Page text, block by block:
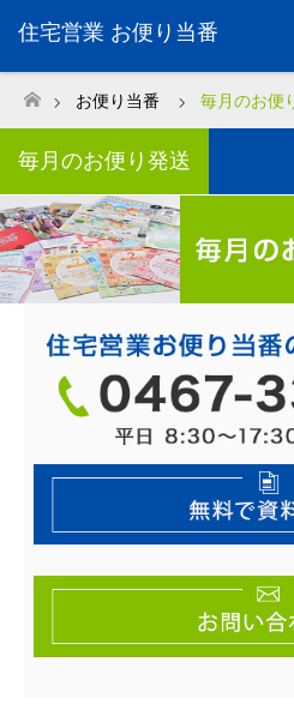
住宅営業 お便り当番
ホーム
お便り当番 毎月のお便
毎月のお便り発送